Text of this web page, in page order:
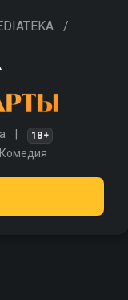
/
18+
Комедия